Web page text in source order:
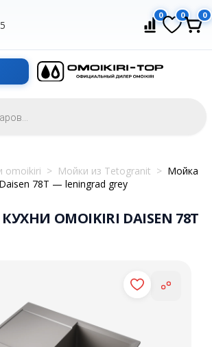
0 0 0
omoikiri > Мойки из Tetogranit > Мойка
78T — leningrad grey
OMOIKIRI DAISEN 78T